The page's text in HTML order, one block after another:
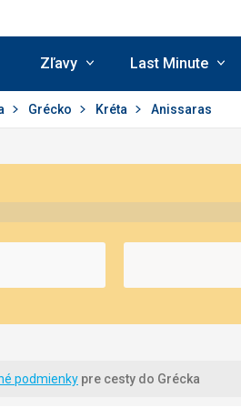
Zľavy Last Minute
Grécko Kréta Anissaras
podmienky pre cesty do Grécka